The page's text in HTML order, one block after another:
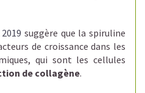
suggère que la spiruline
de croissance dans les
qui sont les cellules
de collagène.